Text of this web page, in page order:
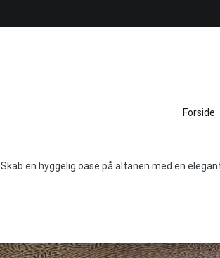
Forside
Skab en hyggelig oase på altanen med en